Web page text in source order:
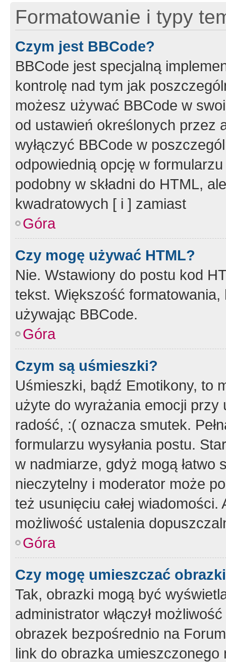
Formatowanie i typy
Czym jest BBCode?
BBCode jest specjalną
kontrolę nad tym jak
możesz używać BBCode w
od ustawień określonych przez
wyłączyć BBCode w
odpowiednią opcję w
podobny w składni do HTML,
kwadratowych [ i ] zamiast
Góra
Czy mogę używać HTML?
Nie. Wstawiony do postu kod
tekst. Większość
używając BBCode.
Góra
Czym są uśmieszki?
Uśmieszki, bądź Emotikony, to
użyte do wyrażania emocji
radość, :( oznacza smutek.
formularzu wysyłania postu.
w nadmiarze, gdyż mogą
nieczytelny i moderator może
też usunięciu całej
możliwość ustalenia
Góra
Czy mogę umieszczać
Tak, obrazki mogą być
administrator włączył
obrazek bezpośrednio na
link do obrazka